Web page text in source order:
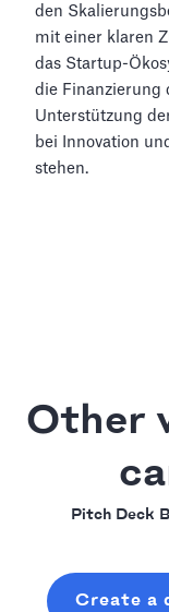
den
mit einer klaren
das Startup-
die Finanzierung
Unterstützung
bei Innovation
stehen.
Other
Pitch Deck
Create a